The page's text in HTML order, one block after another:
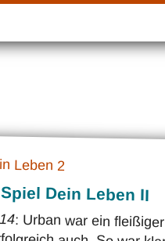
Spiel Dein Leben II
: Urban war ein fleißiger
Schüler. Erfolgreich auch. So war klar, dass
er das Abitur machte. Doch nicht nur das: Er
studierte danach auch. Er studierte Recht
und wurde etwas später Anwalt mit einem
Gehalt von fünfundzwanzigtausend Euro
jährlich, wovon siebentausend Euro an